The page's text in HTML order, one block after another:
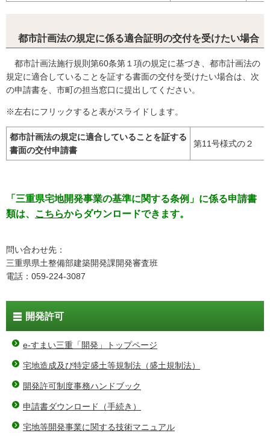
都市計画法の規定に係る適合証明の交付を受けたい場合
都市計画法施行規則第60条第１項の規定に基づき、都市計画法の
規定に適合していることを証する書面の交付を受けたい場合は、次
の申請書を、市町の担当窓口に提出してください。
※左右にフリックすると表がスライドします。
都市計画法の規定に適合していることを証する
書面の交付申請書
第11号様式の２
「三重県宅地開発事業の基準に関する条例」に係る申請書
類は、 こちらからダウンロードできます。
問い合わせ先：
三重県県土整備部建築開発課開発審査班
電話：059-224-3087
開発許可
e-すまい三重「開発」トップページ
宅地造成及び特定盛土等規制法（盛土規制法）
開発許可制度事務ハンドブック
申請書ダウンロード（手続き）
宅地等開発事業に関する技術マニュアル